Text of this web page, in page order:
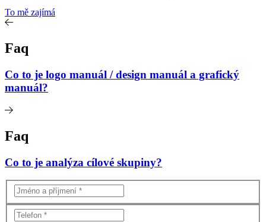
To mě zajímá
Faq
Co to je logo manuál / design manuál a grafický
manuál?
Faq
Co to je analýza cílové skupiny?